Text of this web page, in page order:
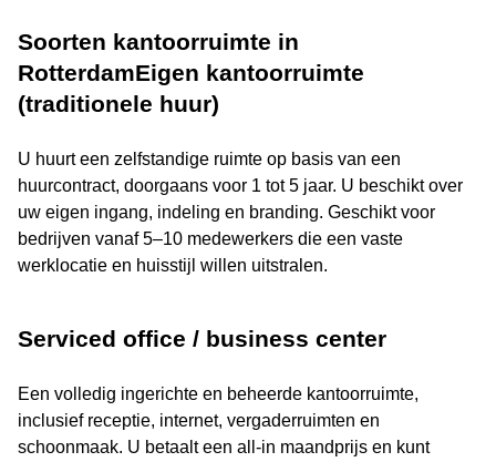
Soorten kantoorruimte in
RotterdamEigen kantoorruimte
(traditionele huur)
U huurt een zelfstandige ruimte op basis van een
huurcontract, doorgaans voor 1 tot 5 jaar. U beschikt over
uw eigen ingang, indeling en branding. Geschikt voor
bedrijven vanaf 5–10 medewerkers die een vaste
werklocatie en huisstijl willen uitstralen.
Serviced office / business center
Een volledig ingerichte en beheerde kantoorruimte,
inclusief receptie, internet, vergaderruimten en
schoonmaak. U betaalt een all-in maandprijs en kunt